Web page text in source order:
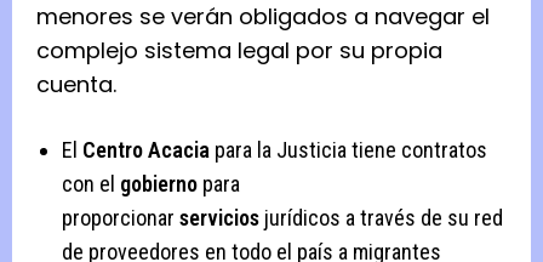
menores se verán obligados a navegar el
complejo sistema legal por su propia
cuenta.
El Centro Acacia para la Justicia tiene contratos
con el gobierno para
proporcionar servicios jurídicos a través de su red
de proveedores en todo el país a migrantes